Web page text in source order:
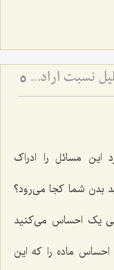
تبیین کیفیت قضا و قدر الهی - تحلیل نسبت اراده پروردگار با تعینات و تشخصات عالم 5
این مسائل را ادراک
بدن شما کجا مى‌رود؟
یک احساس مى‌کنید
ماده را که این